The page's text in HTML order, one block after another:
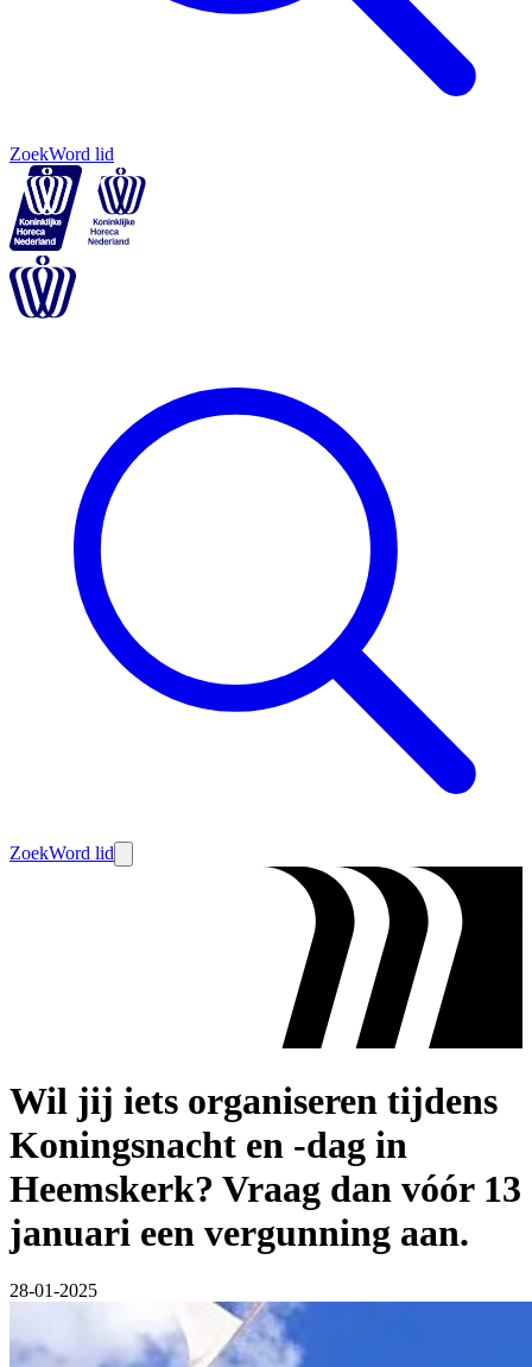
ZoekWord lid
ZoekWord lid
Wil jij iets organiseren tijdens
Koningsnacht en -dag in
Heemskerk? Vraag dan vóór 13
januari een vergunning aan.
28-01-2025